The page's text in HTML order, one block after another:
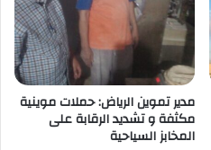
مدير تموين الرياض: حملات موينية
مكثفة و تشديد الرقابة على
المخابز السياحية